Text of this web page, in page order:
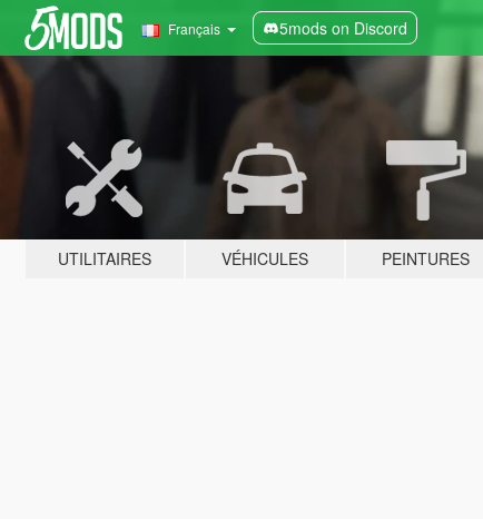
Français 5mods on Discord
UTILITAIRES VÉHICULES PEINTURES